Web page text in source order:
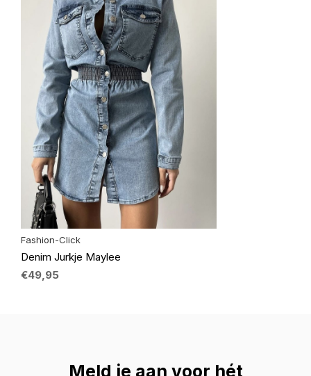
Fashion-Click
Denim Jurkje Maylee
€49,95
Meld je aan voor hét